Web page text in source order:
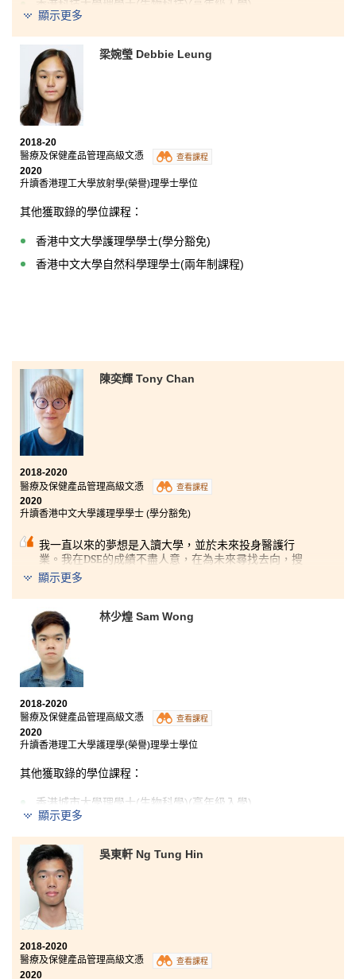
香港科技大學理學士(生物科技)(高年級入學)
中六時參加了學校的講座，了解到此課程可升讀醫療相
關的學士課程，於是報讀。高級文憑課程與中學的學習
模式很不同，能更深入學習到學科的專業知識。一年級
時，我參加了到深圳大學實習的體驗團，到了當地不同
的社區醫院，有機會嘗試使用一些醫療器材，了解到護
士的日常工作。我兩年前因為DSE的成績未如理想，未
能透過Jupas入讀心儀的護理學學士課程。現在，我的
夢想終於達成了。
顯示更多
梁婉瑩 Debbie Leung
2018-20
醫療及保健產品管理高級文憑
查看課程
2020
升讀香港理工大學放射學(榮譽)理學士學位
其他獲取錄的學位課程：
香港中文大學護理學學士(學分豁免)
香港中文大學自然科學理學士(兩年制課程)
陳奕輝 Tony Chan
2018-2020
醫療及保健產品管理高級文憑
查看課程
2020
升讀香港中文大學護理學學士 (學分豁免)
我一直以來的夢想是入讀大學，並於未來投身醫護行
業。我在DSE的成績不盡人意，在為未來尋找去向，搜
集資料時發現了這一個課程。課程的畢業去向多元化，
可銜接多所大學和護士學校的醫療相關課程。在就讀此
課程期間，老師和同學都非常友善，遇上困難時也十分
樂於解答各項問題。書院擁有完善的設施供同學學習和
休憩。書院更多樣的課外活動，同學可於升學或就業前
獲取更多的相關經驗，百利而無一害。十分感謝書院讓
我可以一圓我的夢想。
顯示更多
林少煌 Sam Wong
2018-2020
醫療及保健產品管理高級文憑
查看課程
2020
升讀香港理工大學護理學(榮譽)理學士學位
其他獲取錄的學位課程：
香港城市大學理學士(生物科學)(高年級入學)
藥理學和解剖生理學等。這些知識可以為我日後升讀醫
療相關的課程定下穩定的基礎。除了課本上的知識，本
課程 還向學生提供各種的海外實習，令同學可學以致
用，而我則有幸參加澳洲的實習團，透過參觀當地不同
的醫院和進行大學教授的課程，令我更加了解澳洲和香
港醫療系統的分別。
顯示更多
吳東軒 Ng Tung Hin
2018-2020
醫療及保健產品管理高級文憑
查看課程
2020